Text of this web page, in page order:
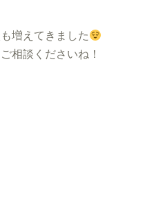
増えてきました
相談くださいね！